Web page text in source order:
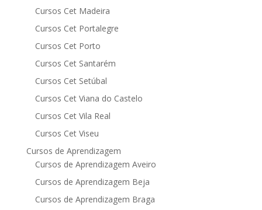
Cursos Cet Madeira
Cursos Cet Portalegre
Cursos Cet Porto
Cursos Cet Santarém
Cursos Cet Setúbal
Cursos Cet Viana do Castelo
Cursos Cet Vila Real
Cursos Cet Viseu
Cursos de Aprendizagem
Cursos de Aprendizagem Aveiro
Cursos de Aprendizagem Beja
Cursos de Aprendizagem Braga